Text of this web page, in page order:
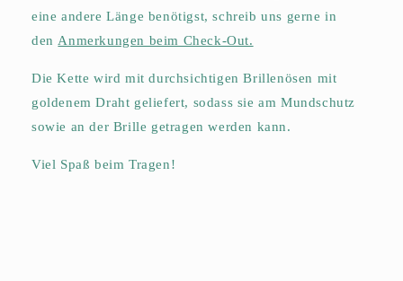
eine andere Länge benötigst, schreib uns gerne in
den Anmerkungen beim Check-Out.
Die Kette wird mit durchsichtigen Brillenösen mit
goldenem Draht geliefert, sodass sie am Mundschutz
sowie an der Brille getragen werden kann.
Viel Spaß beim Tragen!